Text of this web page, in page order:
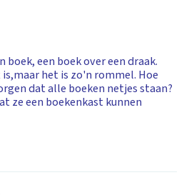
boek, een boek over een draak.
het is zo'n rommel. Hoe
dat alle boeken netjes staan?
ze een boekenkast kunnen